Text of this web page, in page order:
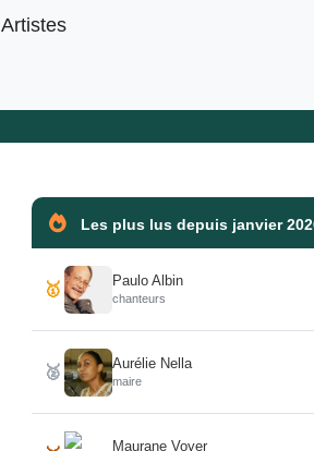
Artistes
Les plus lus depuis janvier
🥇 Paulo Albin
chanteurs
🥈 Aurélie Nella
maire
Maurane Voyer